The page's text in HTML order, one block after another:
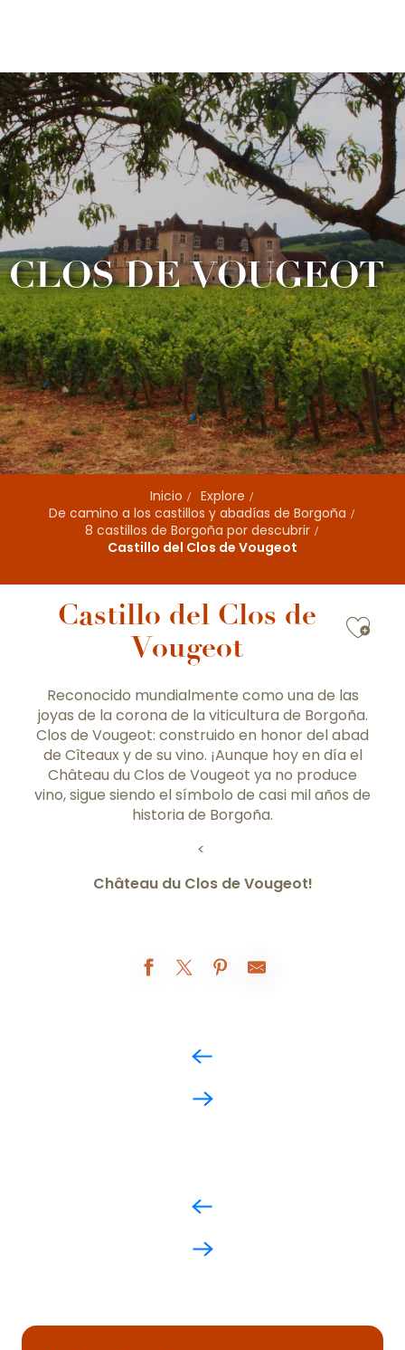
principal
CLOS DE VOUGEOT
Inicio
Explore
De camino a los castillos y abadías de Borgoña
8 castillos de Borgoña por descubrir
Castillo del Clos de Vougeot
Castillo del Clos de
Vougeot
Reconocido mundialmente como una de las
joyas de la corona de la viticultura de Borgoña.
Clos de Vougeot: construido en honor del abad
de Cîteaux y de su vino. ¡Aunque hoy en día el
Château du Clos de Vougeot ya no produce
vino, sigue siendo el símbolo de casi mil años de
historia de Borgoña.
<
Château du Clos de Vougeot!